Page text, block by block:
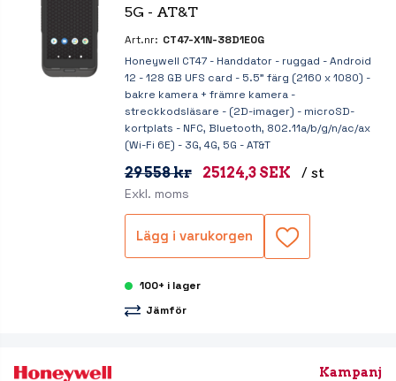
5G - AT&T
Art.nr: CT47-X1N-38D1E0G
Honeywell CT47 - Handdator - ruggad - Android
12 - 128 GB UFS card - 5.5" färg (2160 x 1080) -
bakre kamera + främre kamera -
streckkodsläsare - (2D-imager) - microSD-
kortplats - NFC, Bluetooth, 802.11a/b/g/n/ac/ax
(Wi-Fi 6E) - 3G, 4G, 5G - AT&T
29 558 kr 25124,3 SEK / st
Exkl. moms
Lägg i varukorgen
100+ i lager
Jämför
Kampanj